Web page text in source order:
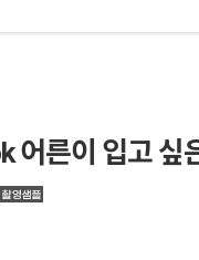
어른이 입고 싶